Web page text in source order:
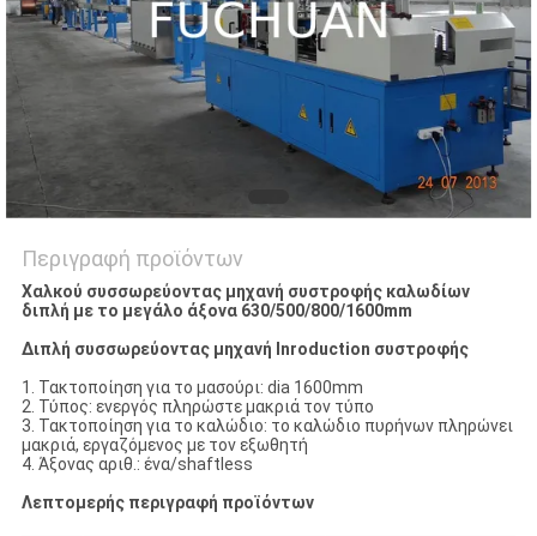
Περιγραφή προϊόντων
Χαλκού συσσωρεύοντας μηχανή συστροφής καλωδίων
διπλή με το μεγάλο άξονα 630/500/800/1600mm
Διπλή συσσωρεύοντας μηχανή Inroduction συστροφής
1. Τακτοποίηση για το μασούρι: dia 1600mm
2. Τύπος: ενεργός πληρώστε μακριά τον τύπο
3. Τακτοποίηση για το καλώδιο: το καλώδιο πυρήνων πληρώνει
μακριά, εργαζόμενος με τον εξωθητή
4. Άξονας αριθ.: ένα/shaftless
Λεπτομερής περιγραφή προϊόντων